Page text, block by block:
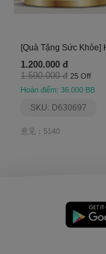
1.200.000 đ
1.590.000 đ 25 Off
Hoàn điểm: 36.000 BB
SKU: D630697
意见：5140